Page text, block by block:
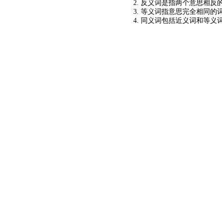
2. 反义词是指两个意思相反
3. 等义词指意思完全相同的词
4. 同义词包括近义词和等义词